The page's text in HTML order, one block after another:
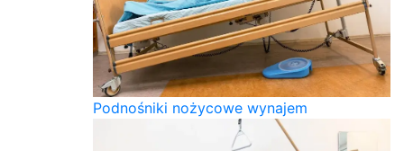
Podnośniki nożycowe wynajem